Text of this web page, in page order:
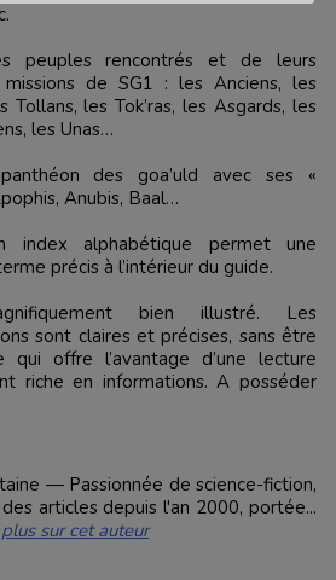
peuples rencontrés et de leurs
de SG1 : les Anciens, les
Tollans, les Tok’ras, les Asgards, les
les Unas…
des goa’uld avec ses «
Anubis, Baal…
index alphabétique permet une
précis à l’intérieur du guide.
bien illustré. Les
sont claires et précises, sans être
qui offre l’avantage d’une lecture
riche en informations. A posséder
— Passionnée de science-fiction,
articles depuis l'an 2000, portée...
sur cet auteur